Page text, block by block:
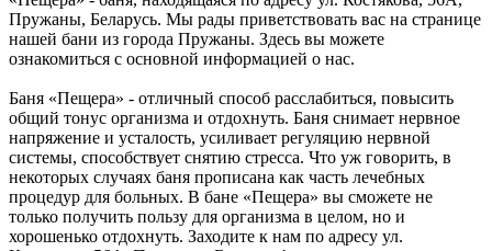
Пружаны, Беларусь. Мы рады приветствовать вас на странице
нашей бани из города Пружаны. Здесь вы можете
ознакомиться с основной информацией о нас.
Баня «Пещера» - отличный способ расслабиться, повысить
общий тонус организма и отдохнуть. Баня снимает нервное
напряжение и усталость, усиливает регуляцию нервной
системы, способствует снятию стресса. Что уж говорить, в
некоторых случаях баня прописана как часть лечебных
процедур для больных. В бане «Пещера» вы сможете не
только получить пользу для организма в целом, но и
хорошенько отдохнуть. Заходите к нам по адресу ул.